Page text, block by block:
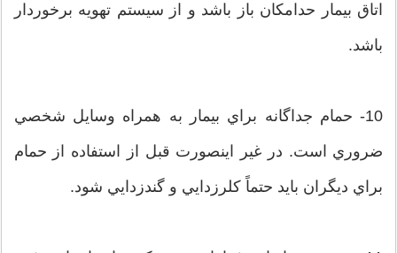
اتاق بيمار حدامكان باز باشد و از سيستم تهويه برخوردار
باشد.
10- حمام جداگانه براي بيمار به همراه وسايل شخصي
ضروري است. در غير اينصورت قبل از استفاده از حمام
براي ديگران بايد حتماً كلرزدايي و گندزدايي شود.